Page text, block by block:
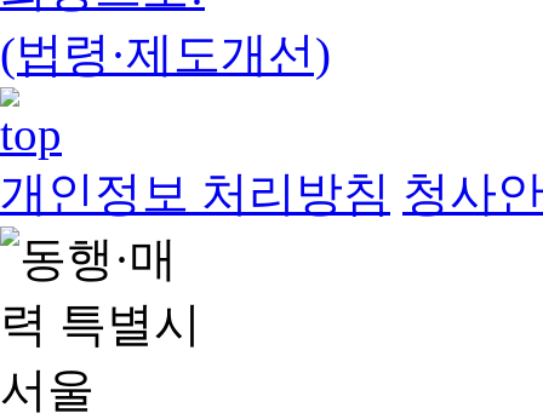
(법령·제도개선)
개인정보 처리방침 청사